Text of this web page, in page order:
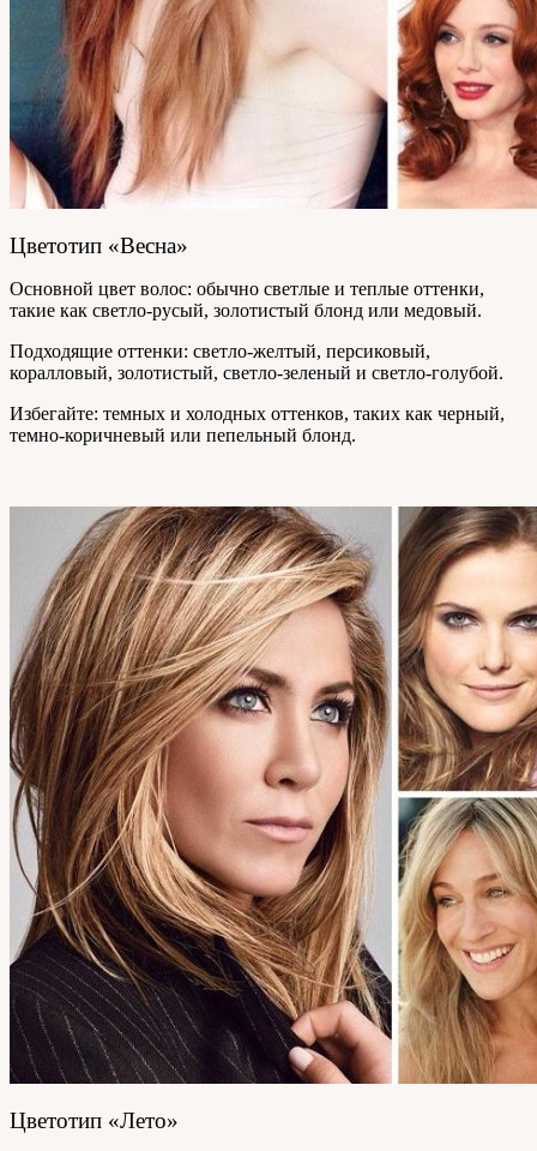
Цветотип «Весна»
Основной цвет волос: обычно светлые и теплые оттенки,
такие как светло-русый, золотистый блонд или медовый.
Подходящие оттенки: светло-желтый, персиковый,
коралловый, золотистый, светло-зеленый и светло-голубой.
Избегайте: темных и холодных оттенков, таких как черный,
темно-коричневый или пепельный блонд.
Цветотип «Лето»